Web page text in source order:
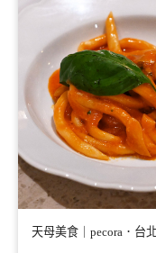
天母美食｜pecora．台